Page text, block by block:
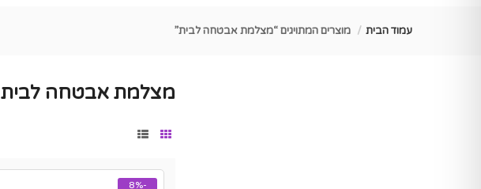
עמוד הבית מוצרים המתויגים “מצלמת אבטחה לבית”
מצלמת אבטחה לבית
-8%